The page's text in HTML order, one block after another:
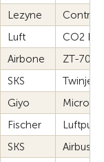
Lezyne
Control
Luft
CO2
Airbone
ZT-702
SKS
Twinjex
Giyo
Micro
Fischer
SKS
Airbuster